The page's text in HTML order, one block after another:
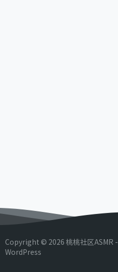
Copyright © 2026 桃桃社区ASMR -
WordPress